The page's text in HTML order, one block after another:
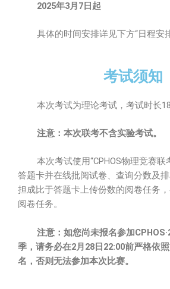
2025年3月7日起
具体的时间安排详见下方“日程安排
考试须知
本次考试为理论考试，考试时长
注意：本次联考不含实验考试。
本次考试使用“CPHOS物理竞赛联
答题卡并在线批阅试卷、查询分数及
担成比于答题卡上传份数的阅卷任务
阅卷任务。
注意：如您尚未报名参加
季，请务必在2月28日22:00前严格依
名，否则无法参加本次比赛。